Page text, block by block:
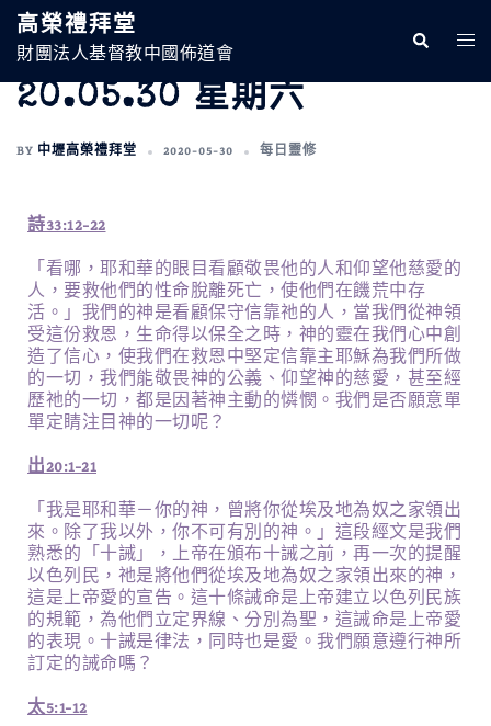
高榮禮拜堂
財團法人基督教中國佈道會
20.05.30 星期六
BY 中壢高榮禮拜堂 2020-05-30 每日靈修
詩33:12-22
「看哪，耶和華的眼目看顧敬畏他的人和仰望他慈愛的
人，要救他們的性命脫離死亡，使他們在饑荒中存
活。」我們的神是看顧保守信靠祂的人，當我們從神領
受這份救恩，生命得以保全之時，神的靈在我們心中創
造了信心，使我們在救恩中堅定信靠主耶穌為我們所做
的一切，我們能敬畏神的公義、仰望神的慈愛，甚至經
歷祂的一切，都是因著神主動的憐憫。我們是否願意單
單定睛注目神的一切呢？
出20:1-21
「我是耶和華－你的神，曾將你從埃及地為奴之家領出
來。除了我以外，你不可有別的神。」這段經文是我們
熟悉的「十誡」，上帝在頒布十誡之前，再一次的提醒
以色列民，祂是將他們從埃及地為奴之家領出來的神，
這是上帝愛的宣告。這十條誡命是上帝建立以色列民族
的規範，為他們立定界線、分別為聖，這誡命是上帝愛
的表現。十誡是律法，同時也是愛。我們願意遵行神所
訂定的誡命嗎？
太5:1-12